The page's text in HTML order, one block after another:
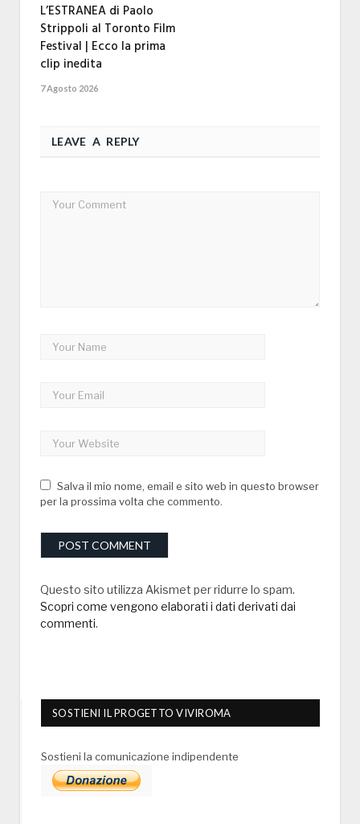
L’ESTRANEA di Paolo
Strippoli al Toronto Film
Festival | Ecco la prima
clip inedita
7 Agosto 2026
LEAVE A REPLY
Salva il mio nome, email e sito web in questo browser
per la prossima volta che commento.
Questo sito utilizza Akismet per ridurre lo spam.
Scopri come vengono elaborati i dati derivati dai
commenti.
SOSTIENI IL PROGETTO VIVIROMA
Sostieni la comunicazione indipendente